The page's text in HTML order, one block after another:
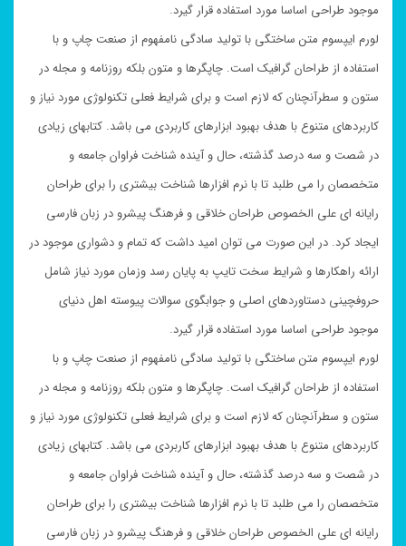
موجود طراحی اساسا مورد استفاده قرار گیرد.
لورم ایپسوم متن ساختگی با تولید سادگی نامفهوم از صنعت چاپ و با
استفاده از طراحان گرافیک است. چاپگرها و متون بلکه روزنامه و مجله در
ستون و سطرآنچنان که لازم است و برای شرایط فعلی تکنولوژی مورد نیاز و
کاربردهای متنوع با هدف بهبود ابزارهای کاربردی می باشد. کتابهای زیادی
در شصت و سه درصد گذشته، حال و آینده شناخت فراوان جامعه و
متخصصان را می طلبد تا با نرم افزارها شناخت بیشتری را برای طراحان
رایانه ای علی الخصوص طراحان خلاقی و فرهنگ پیشرو در زبان فارسی
ایجاد کرد. در این صورت می توان امید داشت که تمام و دشواری موجود در
ارائه راهکارها و شرایط سخت تایپ به پایان رسد وزمان مورد نیاز شامل
حروفچینی دستاوردهای اصلی و جوابگوی سوالات پیوسته اهل دنیای
موجود طراحی اساسا مورد استفاده قرار گیرد.
لورم ایپسوم متن ساختگی با تولید سادگی نامفهوم از صنعت چاپ و با
استفاده از طراحان گرافیک است. چاپگرها و متون بلکه روزنامه و مجله در
ستون و سطرآنچنان که لازم است و برای شرایط فعلی تکنولوژی مورد نیاز و
کاربردهای متنوع با هدف بهبود ابزارهای کاربردی می باشد. کتابهای زیادی
در شصت و سه درصد گذشته، حال و آینده شناخت فراوان جامعه و
متخصصان را می طلبد تا با نرم افزارها شناخت بیشتری را برای طراحان
رایانه ای علی الخصوص طراحان خلاقی و فرهنگ پیشرو در زبان فارسی